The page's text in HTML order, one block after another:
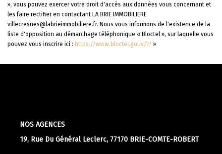
», vous pouvez exercer votre droit d'accès aux données vous concernant et
les faire rectifier en contactant LA BRIE IMMOBILIERE
villecresnes@labrieimmobiliere.fr. Nous vous informons de l'existence de la
liste d'opposition au démarchage téléphonique « Bloctel », sur laquelle vous
pouvez vous inscrire ici : https://www.bloctel.gouv.fr/ »
NOS AGENCES
19, Rue Du Général Leclerc, 77170 BRIE-COMTE-ROBERT